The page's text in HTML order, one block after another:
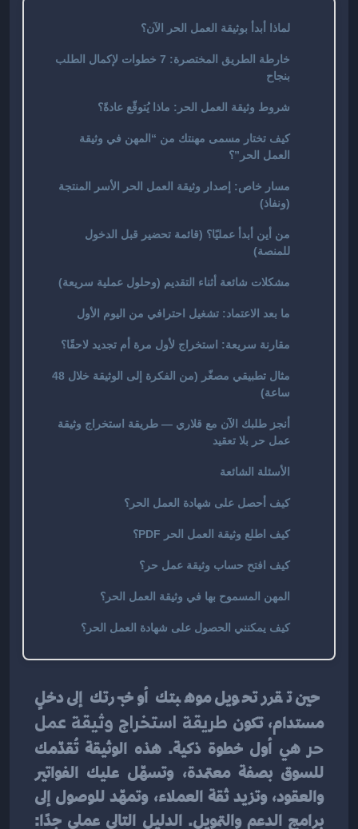
لماذا أبدأ بوثيقة العمل الحر الآن؟
خارطة الطريق المختصرة: 7 خطوات لإكمال الطلب
بنجاح
شروط وثيقة العمل الحر: ماذا يُتوقّع عادةً؟
كيف تختار مسمى مهنتك من “المهن في وثيقة
العمل الحر”؟
مسار خاص: إصدار وثيقة العمل الحر الأسر المنتجة
(ونفاذ)
من أين أبدأ عمليًا؟ (قائمة تحضير قبل الدخول
للمنصة)
مشكلات شائعة أثناء التقديم (وحلول عملية سريعة)
ما بعد الاعتماد: تشغيل احترافي من اليوم الأول
مقارنة سريعة: استخراج لأول مرة أم تجديد لاحقًا؟
مثال تطبيقي مصغّر (من الفكرة إلى الوثيقة خلال 48
ساعة)
أنجز طلبك الآن مع قلاري — طريقة استخراج وثيقة
عمل حر بلا تعقيد
الأسئلة الشائعة
كيف أحصل على شهادة العمل الحر؟
كيف اطلع وثيقة العمل الحر PDF؟
كيف افتح حساب وثيقة عمل حر؟
المهن المسموح بها في وثيقة العمل الحر؟
كيف يمكنني الحصول على شهادة العمل الحر؟
مستدام، تكون
حر
للسوق بصفة معتمدة، وتسهّل عليك الفواتير